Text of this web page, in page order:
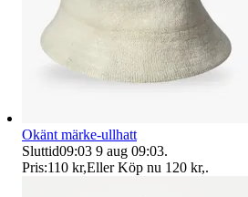
Okänt märke-ullhatt
Sluttid09:03 9 aug 09:03.
Pris:110 kr,Eller Köp nu 120 kr,.